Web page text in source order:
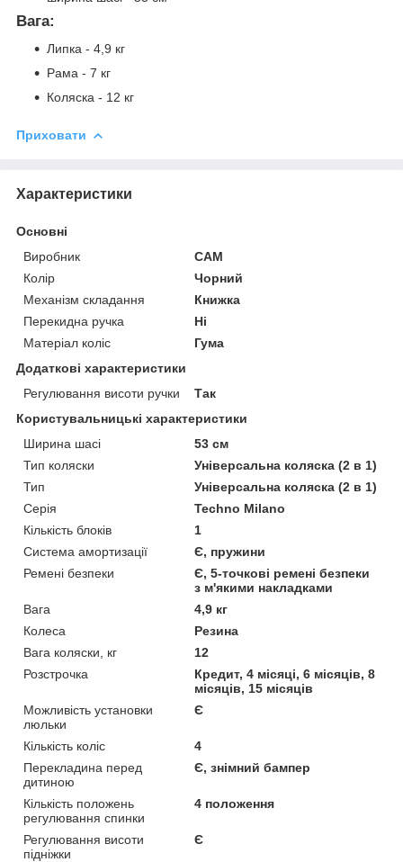
Вага:
Липка - 4,9 кг
Рама - 7 кг
Коляска - 12 кг
Приховати
Характеристики
Основні
Виробник
CAM
Колір
Чорний
Механізм складання
Книжка
Перекидна ручка
Ні
Матеріал коліс
Гума
Додаткові характеристики
Регулювання висоти ручки
Так
Користувальницькі характеристики
Ширина шасі
53 см
Тип коляски
Універсальна коляска (2 в 1)
Тип
Універсальна коляска (2 в 1)
Серія
Techno Milano
Кількість блоків
1
Система амортизації
Є, пружини
Ремені безпеки
Є, 5-точкові ремені безпеки
з м'якими накладками
Вага
4,9 кг
Колеса
Резина
Вага коляски, кг
12
Розстрочка
Кредит, 4 місяці, 6 місяців, 8
місяців, 15 місяців
Можливість установки
люльки
Є
Кількість коліс
4
Перекладина перед
дитиною
Є, знімний бампер
Кількість положень
регулювання спинки
4 положення
Регулювання висоти
підніжки
Є